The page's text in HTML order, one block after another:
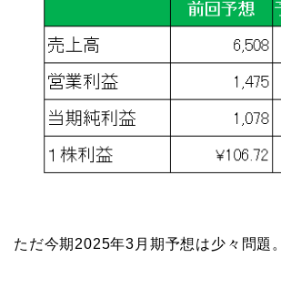
ただ今期2025年3月期予想は少々問題。